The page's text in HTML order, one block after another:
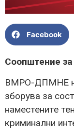
Facebook
Соопштение за
ВМРО-ДПМНЕ
зборува за
наместените
криминални